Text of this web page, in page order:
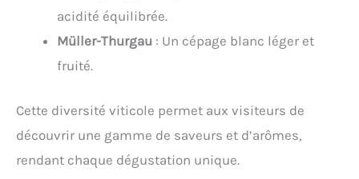
acidité équilibrée.
Müller-Thurgau : Un cépage blanc léger et
fruité.
Cette diversité viticole permet aux visiteurs de
découvrir une gamme de saveurs et d’arômes,
rendant chaque dégustation unique.